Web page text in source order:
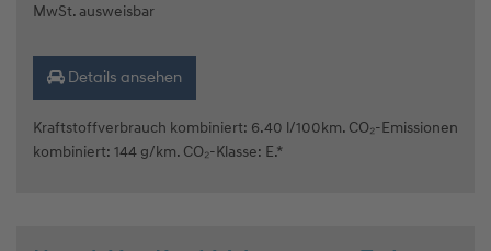
MwSt. ausweisbar
Details ansehen
Kraftstoffverbrauch kombiniert: 6.40 l/100km. CO₂-Emissionen
kombiniert: 144 g/km. CO₂-Klasse: E.*